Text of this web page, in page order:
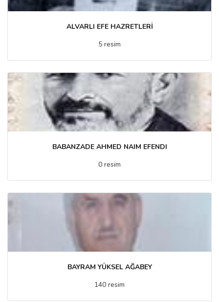
ALVARLI EFE HAZRETLERİ
5 resim
BABANZADE AHMED NAIM EFENDI
0 resim
BAYRAM YÜKSEL AĞABEY
140 resim